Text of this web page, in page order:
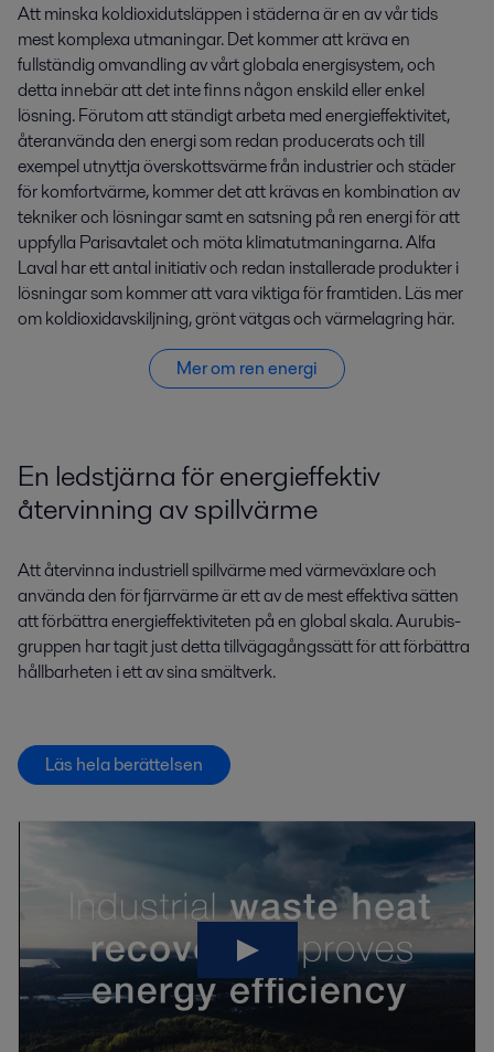
Att minska koldioxidutsläppen i städerna är en av vår tids
mest komplexa utmaningar. Det kommer att kräva en
fullständig omvandling av vårt globala energisystem, och
detta innebär att det inte finns någon enskild eller enkel
lösning. Förutom att ständigt arbeta med energieffektivitet,
återanvända den energi som redan producerats och till
exempel utnyttja överskottsvärme från industrier och städer
för komfortvärme, kommer det att krävas en kombination av
tekniker och lösningar samt en satsning på ren energi för att
uppfylla Parisavtalet och möta klimatutmaningarna. Alfa
Laval har ett antal initiativ och redan installerade produkter i
lösningar som kommer att vara viktiga för framtiden. Läs mer
om koldioxidavskiljning, grönt vätgas och värmelagring här.
Mer om ren energi
En ledstjärna för energieffektiv
återvinning av spillvärme
Att återvinna industriell spillvärme med värmeväxlare och
använda den för fjärrvärme är ett av de mest effektiva sätten
att förbättra energieffektiviteten på en global skala. Aurubis-
gruppen har tagit just detta tillvägagångssätt för att förbättra
hållbarheten i ett av sina smältverk.
Läs hela berättelsen